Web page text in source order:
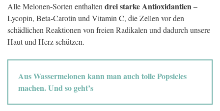
Alle Melonen-Sorten enthalten drei starke Antioxidantien–
Lycopin, Beta-Carotin und Vitamin C, die Zellen vor den
schädlichen Reaktionen von freien Radikalen und dadurch unsere
Haut und Herz schützen.
Aus Wassermelonen kann man auch tolle Popsicles
machen. Und so geht’s